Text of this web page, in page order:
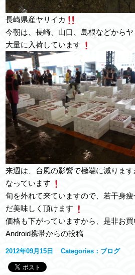
長崎県産ヤリイカ
今朝は、長崎、山口、島根などから
大量に入荷しています
来週は、台風の影響で極端に減りま
なっています
旬を外れて来ていますので、若干身
だ美味しく頂けます
価格も下がっていますから、是非お
Android携帯からの投稿
2012年09月15日 Categories： ブログ